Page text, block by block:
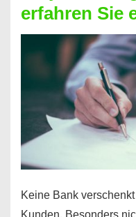
nicht
nur
für
Handy
möglich!
erfahren Sie
Keine Bank